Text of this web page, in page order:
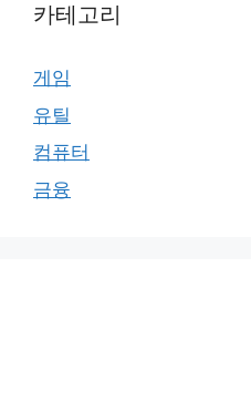
카테고리
게임
유틸
컴퓨터
금융